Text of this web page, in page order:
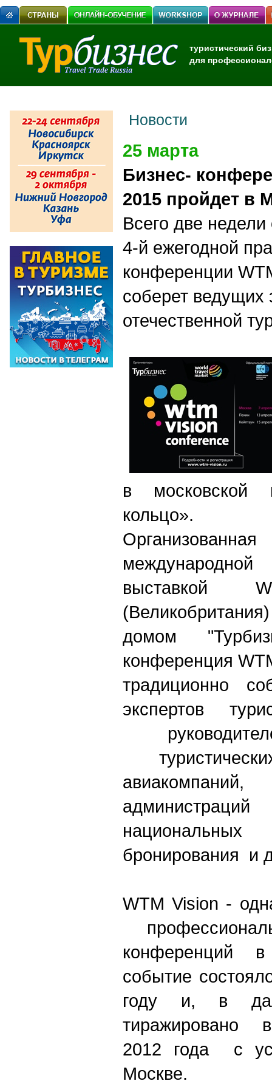
туристический
для
Новости
25 марта
Бизнес-
2015 пройдет в
Всего две
4-й ежегодной
конференции
соберет ведущих
отечественной
в московской
кольцо».
выставкой
домом
конференция
традиционно
экспертов
бронирования и
WTM Vision -
событие
году и, в
тиражировано
2012 года с
Москве.